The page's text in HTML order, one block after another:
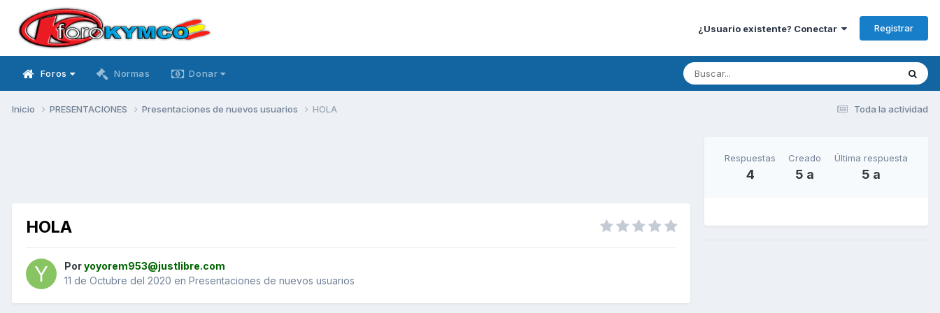
¿Usuario existente? Conectar Registrar
Foros Normas Donar
Toda la actividad
Inicio PRESENTACIONES Presentaciones de nuevos usuarios HOLA
HOLA
Poryoyorem953@justlibre.com
11 de Octubre del 2020 en Presentaciones de nuevos usuarios
Respuestas
4
Creado
5 a
Última respuesta
5 a